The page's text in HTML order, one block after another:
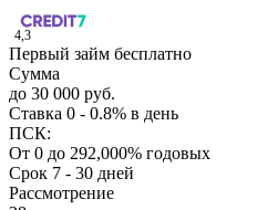
4,3
Первый займ бесплатно
Сумма
до 30 000 руб.
Ставка 0 - 0.8% в день
ПСК:
От 0 до 292,000% годовых
Срок 7 - 30 дней
Рассмотрение